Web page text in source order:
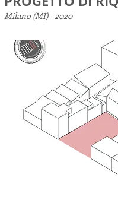
Milano (MI) - 2020